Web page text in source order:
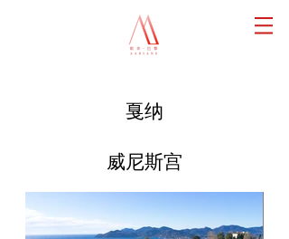
戛纳
威尼斯宫